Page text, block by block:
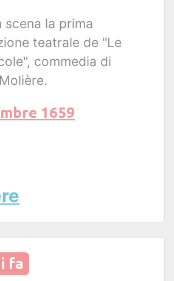
scena la prima
teatrale de "Le
commedia di
1659
fa